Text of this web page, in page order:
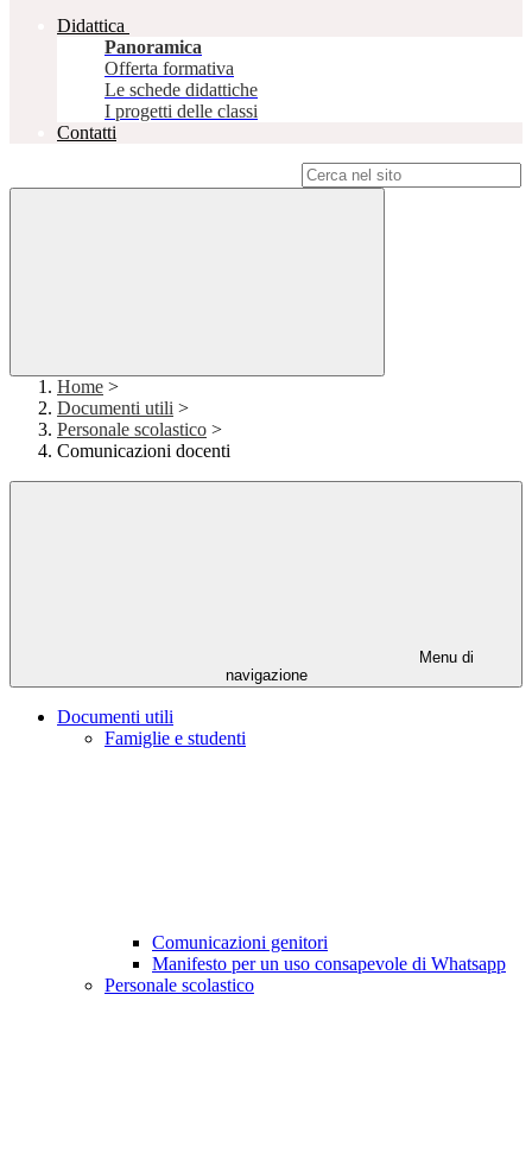
Didattica
Panoramica
Offerta formativa
Le schede didattiche
I progetti delle classi
Contatti
Home >
Documenti utili >
Personale scolastico >
Comunicazioni docenti
Menu di
navigazione
Documenti utili
Famiglie e studenti
Comunicazioni genitori
Manifesto per un uso consapevole di Whatsapp
Personale scolastico